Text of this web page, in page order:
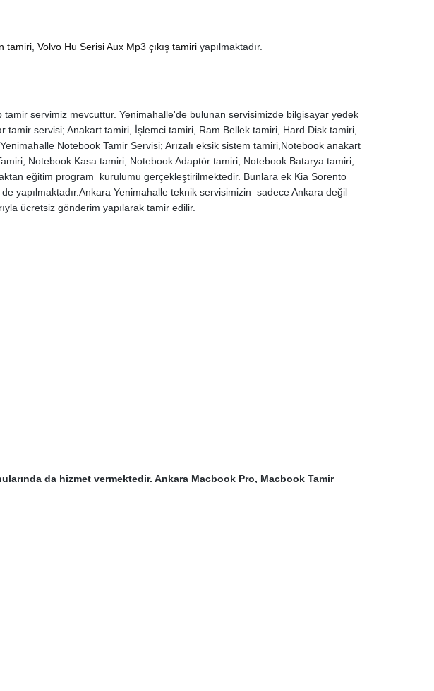
tamiri Volvo Hu Serisi Aux Mp3 çıkış tamiri yapılmaktadır.
servimiz mevcuttur. Yenimahalle'de bulunan servisimizde bilgisayar yedek
tamir servisi; Anakart tamiri, İşlemci tamiri, Ram Bellek tamiri, Hard Disk tamiri,
Notebook Tamir Servisi; Arızalı eksik sistem tamiri,Notebook anakart
Notebook Kasa tamiri, Notebook Adaptör tamiri, Notebook Batarya tamiri,
eğitim program kurulumu gerçekleştirilmektedir. Bunlara ek Kia Sorento
yapılmaktadır.Ankara Yenimahalle teknik servisimizin sadece Ankara değil
ücretsiz gönderim yapılarak tamir edilir.
da hizmet vermektedir. Ankara Macbook Pro, Macbook Tamir